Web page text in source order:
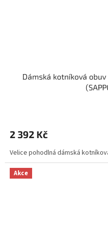
Dámská kotníková
2 392 Kč
Velice pohodlná dámská
Akce